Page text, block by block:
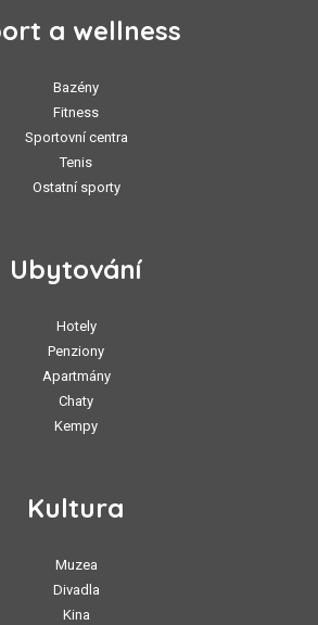
a wellness
Bazény
Fitness
Sportovní centra
Tenis
Ostatní sporty
Ubytování
Hotely
Penziony
Apartmány
Chaty
Kempy
Kultura
Muzea
Divadla
Kina